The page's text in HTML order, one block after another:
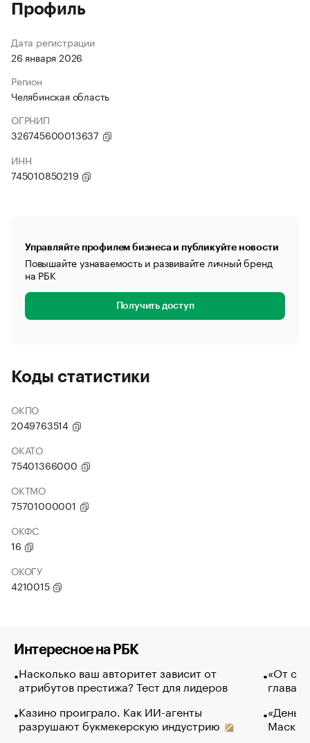
Профиль
Дата регистрации
26 января 2026
Регион
Челябинская область
ОГРНИП
326745600013637
ИНН
745010850219
Управляйте профилем бизнеса и публикуйте новости
Повышайте узнаваемость и развивайте личный бренд
на РБК
Получить доступ
Коды статистики
ОКПО
2049763514
ОКАТО
75401366000
ОКТМО
75701000001
ОКФС
16
ОКОГУ
4210015
Интересное на РБК
Насколько ваш авторитет зависит от
атрибутов престижа? Тест для лидеров
Казино проиграло. Как ИИ-агенты
разрушают букмекерскую индустрию
«От
глава
Маск в